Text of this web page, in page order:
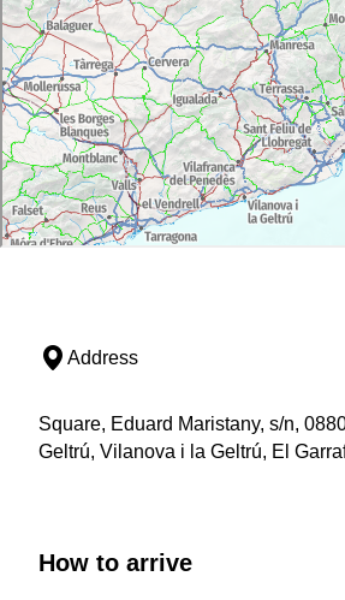
Address
Square, Eduard Maristany, s/n,
Geltrú, Vilanova i la Geltrú, El
How to arrive